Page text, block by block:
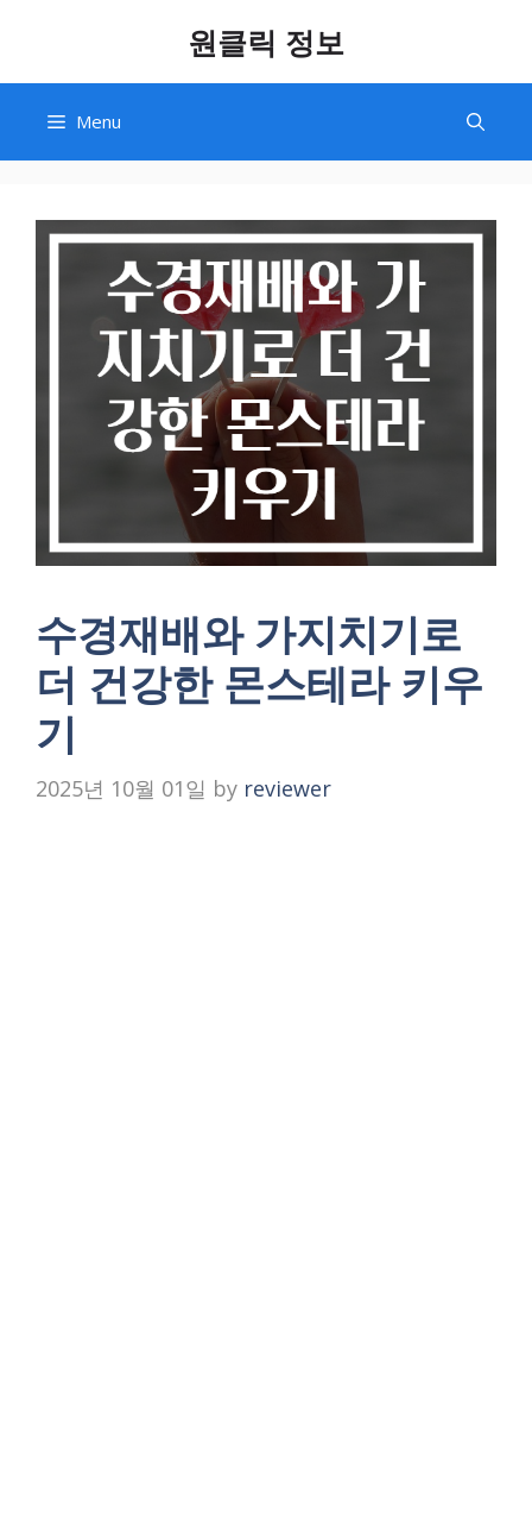
content
원클릭 정보
Menu
수경재배와 가지치기로
더 건강한 몬스테라 키우
기
2025년 10월 01일 by reviewer